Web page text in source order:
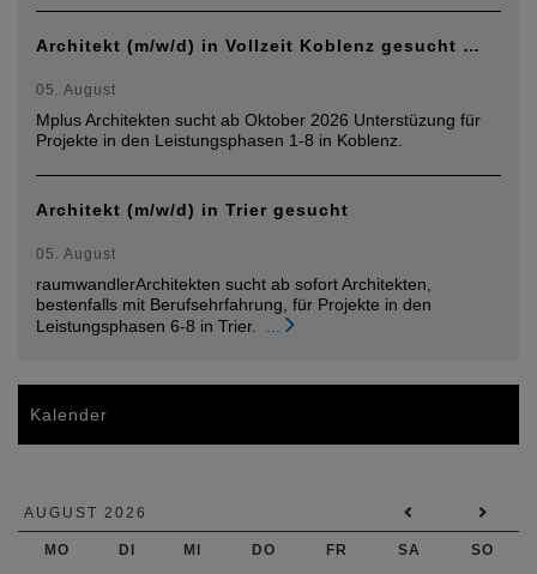
Architekt (m/w/d) in Vollzeit Koblenz gesucht …
05. August
Mplus Architekten sucht ab Oktober 2026 Unterstüzung für
Projekte in den Leistungsphasen 1-8 in Koblenz.
Architekt (m/w/d) in Trier gesucht
05. August
raumwandlerArchitekten sucht ab sofort Architekten,
bestenfalls mit Berufsehrfahrung, für Projekte in den
Leistungsphasen 6-8 in Trier.
...
Kalender
AUGUST 2026
MO DI MI DO FR SA SO